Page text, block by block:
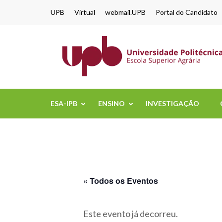
UPB Virtual webmail.UPB Portal do Candidato
ESA-IPB ENSINO INVESTIGAÇÃO
« Todos os Eventos
Este evento já decorreu.